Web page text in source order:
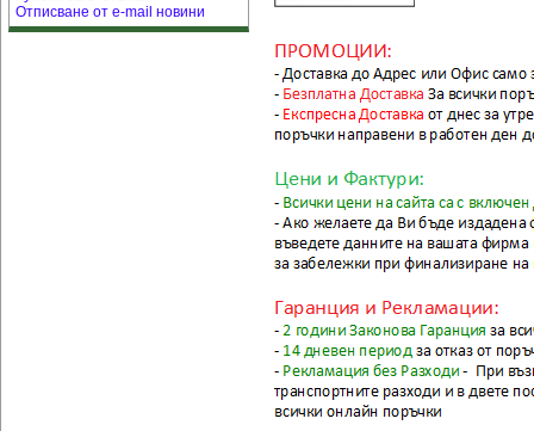
Отписване от e-mail новини